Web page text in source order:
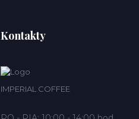
Kontakty
IMPERIAL COFFEE